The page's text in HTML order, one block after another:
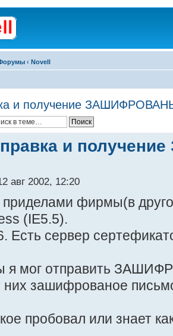
‹ Novell
и получение
и
авг 2002, 12:20
фирмы(в
(IE5.5).
Есть сервер
я мог отправить
них зашифрованое
пробовал или знает